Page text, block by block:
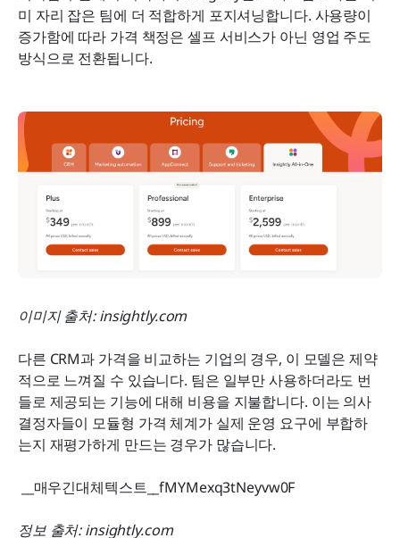
미 자리 잡은 팀에 더 적합하게 포지셔닝합니다. 사용량이
증가함에 따라 가격 책정은 셀프 서비스가 아닌 영업 주도
방식으로 전환됩니다.
이미지 출처: insightly.com
다른 CRM과 가격을 비교하는 기업의 경우, 이 모델은 제약
적으로 느껴질 수 있습니다. 팀은 일부만 사용하더라도 번
들로 제공되는 기능에 대해 비용을 지불합니다. 이는 의사
결정자들이 모듈형 가격 체계가 실제 운영 요구에 부합하
는지 재평가하게 만드는 경우가 많습니다.
__매우긴대체텍스트__fMYMexq3tNeyvw0F
정보 출처: insightly.com